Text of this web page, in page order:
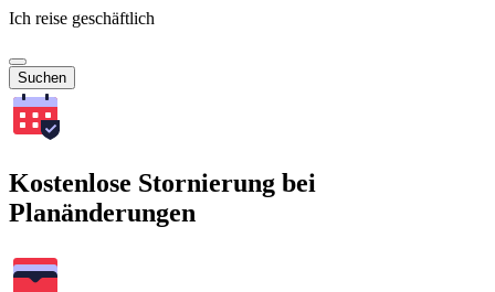
Ich reise geschäftlich
Suchen
Kostenlose Stornierung bei
Planänderungen